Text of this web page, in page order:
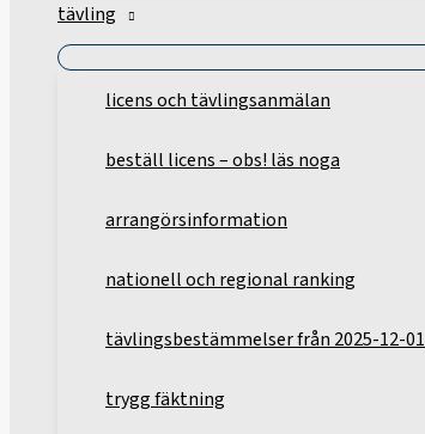
tävling
licens och tävlingsanmälan
beställ licens – obs! läs noga
arrangörsinformation
nationell och regional ranking
tävlingsbestämmelser från 2025-12-01
trygg fäktning